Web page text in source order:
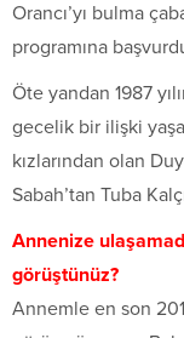
Orancı’yı bulma
programına
Öte yandan 1987
gecelik bir ilişki
kızlarından olan
Sabah’tan Tuba
Annenize
görüştünüz?
Annemle en son